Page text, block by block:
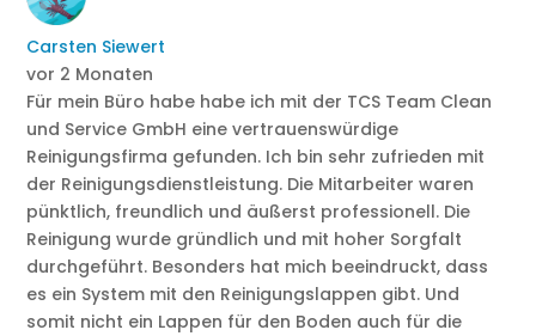
Carsten Siewert
vor 2 Monaten
Für mein Büro habe habe ich mit der TCS Team Clean
und Service GmbH eine vertrauenswürdige
Reinigungsfirma gefunden. Ich bin sehr zufrieden mit
der Reinigungsdienstleistung. Die Mitarbeiter waren
pünktlich, freundlich und äußerst professionell. Die
Reinigung wurde gründlich und mit hoher Sorgfalt
durchgeführt. Besonders hat mich beeindruckt, dass
es ein System mit den Reinigungslappen gibt. Und
somit nicht ein Lappen für den Boden auch für die